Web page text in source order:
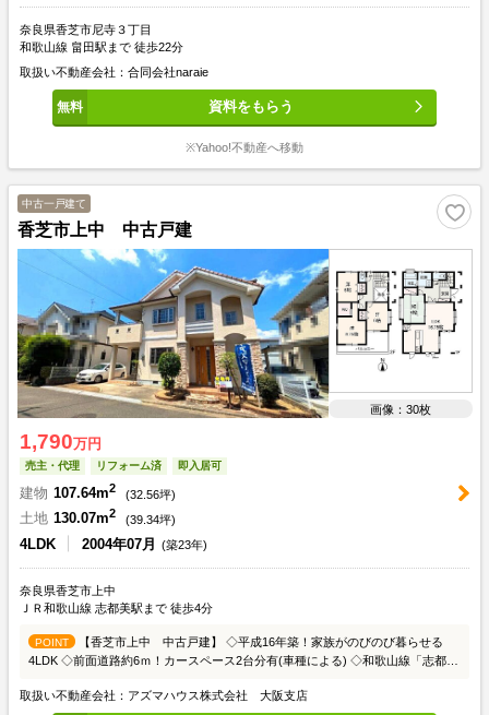
奈良県香芝市尼寺３丁目
和歌山線 畠田駅まで 徒歩22分
取扱い不動産会社：合同会社naraie
資料をもらう
※Yahoo!不動産へ移動
中古一戸建て
香芝市上中 中古戸建
画像：30枚
1,790万円
売主・代理 リフォーム済 即入居可
建物 107.64m2 (32.56坪)
土地 130.07m2 (39.34坪)
4LDK 2004年07月 (築23年)
奈良県香芝市上中
ＪＲ和歌山線 志都美駅まで 徒歩4分
POINT
【香芝市上中 中古戸建】 ◇平成16年築！家族がのびのび暮らせる
4LDK ◇前面道路約6ｍ！カースペース2台分有(車種による) ◇和歌山線「志都
取扱い不動産会社：アズマハウス株式会社 大阪支店